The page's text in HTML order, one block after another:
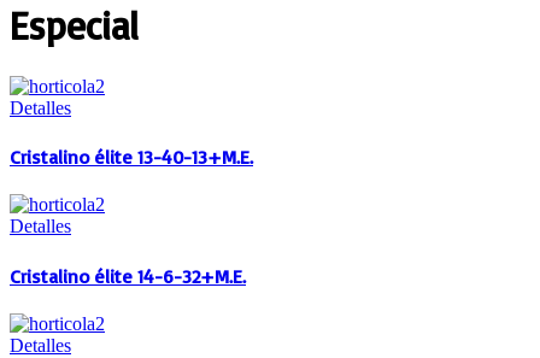
Especial
Detalles
Cristalino élite 13-40-13+M.E.
Detalles
Cristalino élite 14-6-32+M.E.
Detalles